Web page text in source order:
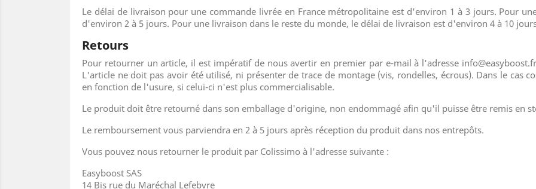
Le délai de livraison pour une commande livrée en France métropolitaine est d'environ 1 à 3 jours. Pour
d'environ 2 à 5 jours. Pour une livraison dans le reste du monde, le délai de livraison est d'environ 4 à 10
Retours
Pour retourner un article, il est impératif de nous avertir en premier par e-mail à l'adresse
L'article ne doit pas avoir été utilisé, ni présenter de trace de montage (vis, rondelles, écrous). Dans le cas
en fonction de l'usure, si celui-ci n'est plus commercialisable.
Le produit doit être retourné dans son emballage d'origine, non endommagé afin qu'il puisse être remis en
Le remboursement vous parviendra en 2 à 5 jours après réception du produit dans nos entrepôts.
Vous pouvez nous retourner le produit par Colissimo à l'adresse suivante :
Easyboost SAS
14 Bis rue du Maréchal Lefebvre